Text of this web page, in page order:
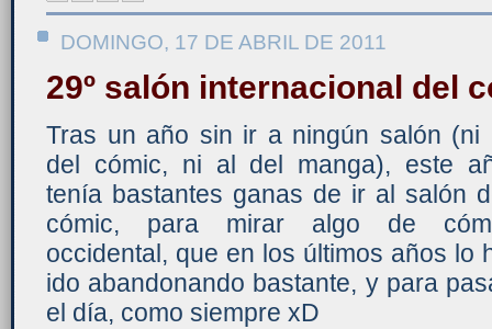
DOMINGO, 17 DE ABRIL DE 2011
29º salón internacional del
Tras un año sin ir a ningún salón (ni
del cómic, ni al del manga), este
tenía bastantes ganas de ir al salón
cómic, para mirar algo de
occidental, que en los últimos años lo
ido abandonando bastante, y para
el día, como siempre xD